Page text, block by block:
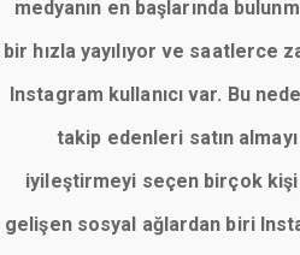
medyanın en başlarında
bir hızla yayılıyor ve saatlerce
Instagram kullanıcı var. Bu
takip edenleri satın almayı
iyileştirmeyi seçen birçok kişi
gelişen sosyal ağlardan biri